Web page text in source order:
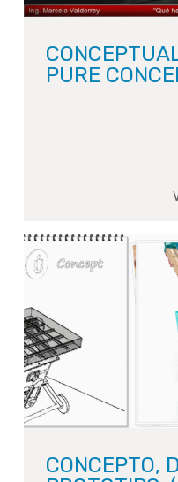
PURE
CONCEPTO,